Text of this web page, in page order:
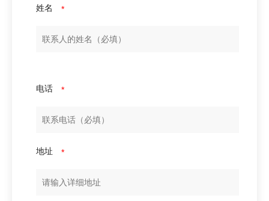
姓名 *
电话 *
地址 *